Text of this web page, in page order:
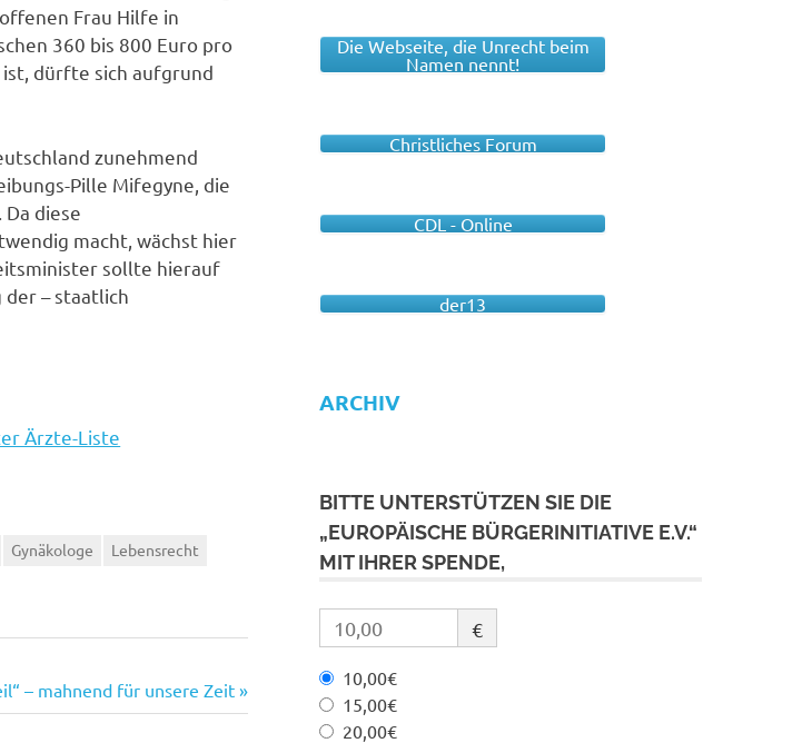
Frau Hilfe in
360 bis 800 Euro pro
dürfte sich aufgrund
zunehmend
Pille Mifegyne, die
diese
macht, wächst hier
sollte hierauf
– staatlich
Ärzte-Liste
Gynäkologe
Lebensrecht
– mahnend für unsere Zeit
Die Webseite, die Unrecht beim
Namen nennt!
Christliches Forum
CDL - Online
der13
ARCHIV
BITTE UNTERSTÜTZEN SIE DIE
„EUROPÄISCHE BÜRGERINITIATIVE E.V.“
MIT IHRER SPENDE,
€
10,00€
15,00€
20,00€